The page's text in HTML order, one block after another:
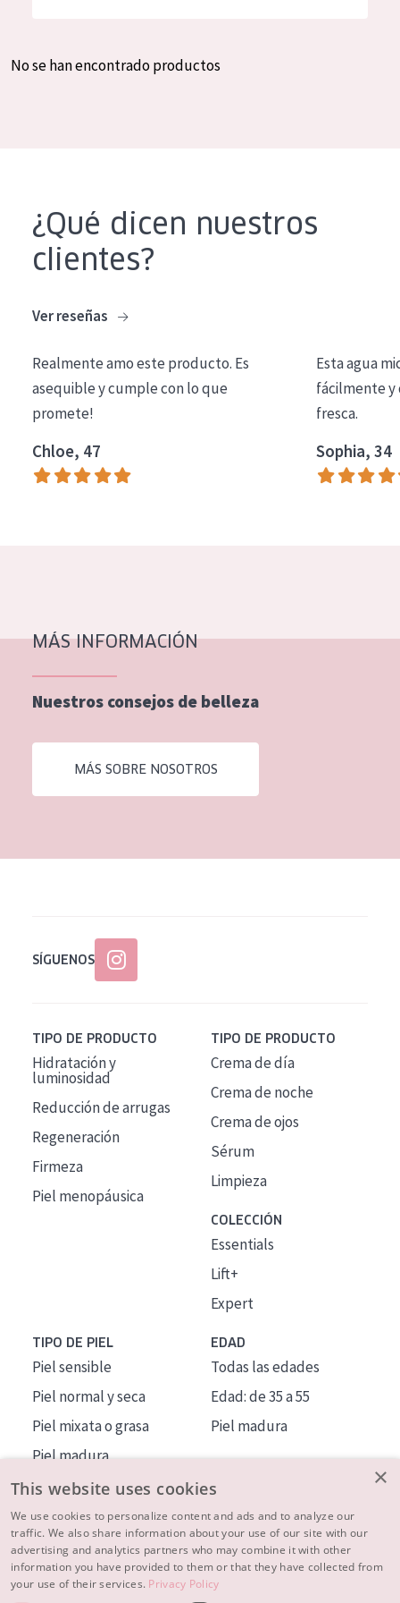
Crema de día
Crema de noche
Limpieza
COLECCIÓN
Essentials
Lift+
Piel normal y seca
Piel mixata o grasa
Piel madura
Piel expuesta al sol
Piel menopáusica
Todas las edades
Spanish
No se han encontrado productos
¿Qué dicen nuestros
clientes?
Ver reseñas
Realmente amo este producto. Es
asequible y cumple con lo que
promete!
Chloe, 47
Esta agua
fácilmente y
fresca.
Sophia, 34
MÁS INFORMACIÓN
Nuestros consejos de belleza
MÁS SOBRE NOSOTROS
SÍGUENOS
TIPO DE PRODUCTO
Hidratación y
luminosidad
Reducción de arrugas
Regeneración
Firmeza
Piel menopáusica
TIPO DE PRODUCTO
Crema de día
Crema de noche
Crema de ojos
Sérum
Limpieza
COLECCIÓN
Essentials
Lift+
Expert
TIPO DE PIEL
Piel sensible
Piel normal y seca
Piel mixata o grasa
Piel madura
Piel expuesta al sol
Piel menopáusica
EDAD
Todas las edades
Edad: de 35 a 55
Piel madura
MÁS SOBRE NOSOTROS
INSPIRACIÓN
×
This website uses cookies
We use cookies to personalize content and ads and to analyze our
traffic. We also share information about your use of our site with our
advertising and analytics partners who may combine it with other
information you have provided to them or that they have collected from
your use of their services. Privacy Policy